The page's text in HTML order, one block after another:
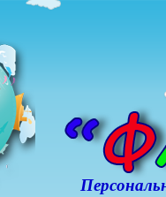
Персональный